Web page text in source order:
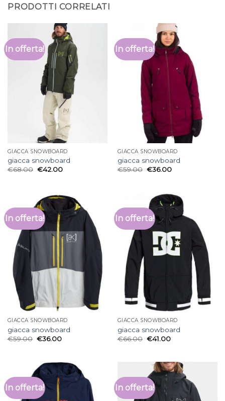
PRODOTTI CORRELATI
In offerta!
GIACCA SNOWBOARD
giacca snowboard
€68.00 €42.00
In offerta!
GIACCA SNOWBOARD
giacca snowboard
€59.00 €36.00
In offerta!
GIACCA SNOWBOARD
giacca snowboard
€59.00 €36.00
In offerta!
GIACCA SNOWBOARD
giacca snowboard
€66.00 €41.00
In offerta! In offerta!